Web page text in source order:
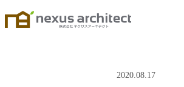
2020.08.17